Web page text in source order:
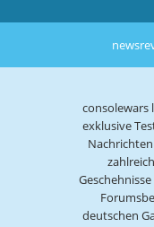
news
consolewars
exklusive
deutschen